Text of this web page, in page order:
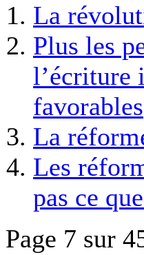
La
Plus les
l’écriture
favorables
La
Les
pas ce
Page 7 sur